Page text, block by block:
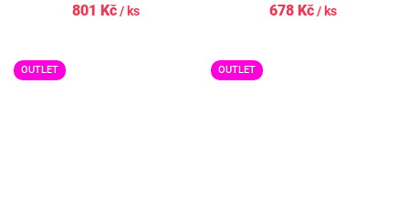
801 Kč/ ks 678 Kč/ ks
OUTLET OUTLET